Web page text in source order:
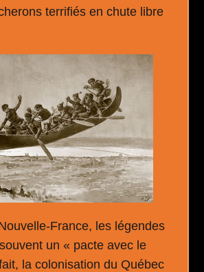
terrifiés en chute libre
France, les légendes
un « pacte avec le
la colonisation du Québec